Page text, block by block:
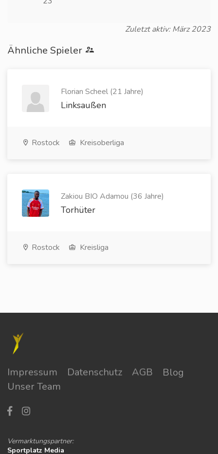
Zuletzt aktiv: März 2023
Ähnliche Spieler
Florian Scheel (21 Jahre)
Linksaußen
Rostock Kreisoberliga
Zakiou BIO Adamou (36 Jahre)
Torhüter
Rostock Kreisliga
Impressum Datenschutz AGB
Blog
Unser Team
Vermarktungspartner:
Sportplatz Media